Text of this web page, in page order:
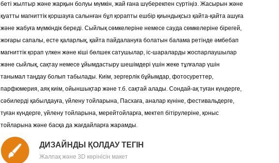
беті жылтыр және жарқын болуы мүмкін, жай ғана шүберекпен сүртіңіз. Жасырын және
қуатты магниттік қоршауға салынған бұл қорапты ешбір қиындықсыз қайта-қайта ашуға
және жабуға мүмкіндік береді. Сыйлық сөмкелеріне немесе сауда сөмкелеріне бірегей,
жоғары сапалы, есте қаларлық, қайта пайдалануға болатын балама ретінде әмбебап
магниттік қорап үлкен және кіші бөлшек сатушылар, іс-шараларды жоспарлаушылар
және сыйлық, сақтау немесе ұйымдастыру шешімдері үшін жеке тұлғалар үшін
танымал таңдау болып табылады. Киім, зергерлік бұйымдар, фотосуреттер,
парфюмерия, аяқ киім, ойыншықтар және т.б. сақтай алады. Сондай-ақ туған күндерге,
сәбилерді қабылдауға, үйлену тойларына, Пасхаға, аналар күніне, фестивальдерге,
туған күндерге, үйлену тойларына, мерейтойларға, мектеп бітірулеріне, қоныс
тойларына және басқа да жағдайларға жарамды.
ДИЗАЙНДЫ ҚОЛДАУ ТЕГІН
Жалпақ және 3D көрінісін макет